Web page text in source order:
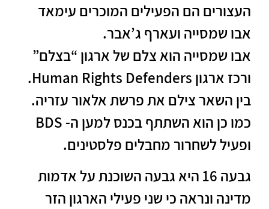
העצורים הם הפעילים המוכרים עימאד
אבו שמסייה ועארף ג’אבר.
אבו שמסייה הוא צלם של ארגון “בצלם”
ורכז ארגון Human Rights Defenders.
בין השאר צילם את פרשת אלאור עזריה.
כמו כן הוא השתתף בכנס למען ה- BDS
ופעיל לשחרור מחבלים פלסטינים.
גבעה 16 היא גבעה השוכנת על אדמות
מדינה ונראה כי שני פעילי הארגון הזר